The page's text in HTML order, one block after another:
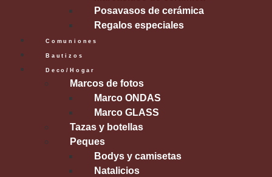
Posavasos de cerámica
Regalos especiales
Comuniones
Bautizos
Deco/Hogar
Marcos de fotos
Marco ONDAS
Marco GLASS
Tazas y botellas
Peques
Bodys y camisetas
Natalicios